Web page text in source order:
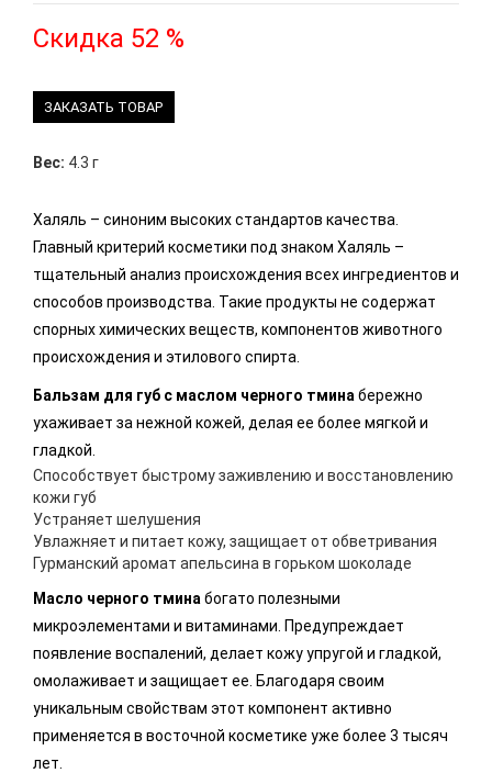
Скидка 52 %
ЗАКАЗАТЬ ТОВАР
Вес: 4.3 г
Халяль – синоним высоких стандартов качества.
Главный критерий косметики под знаком Халяль –
тщательный анализ происхождения всех ингредиентов и
способов производства. Такие продукты не содержат
спорных химических веществ, компонентов животного
происхождения и этилового спирта.
Бальзам для губ с маслом черного тмина бережно
ухаживает за нежной кожей, делая ее более мягкой и
гладкой.
Способствует быстрому заживлению и восстановлению
кожи губ
Устраняет шелушения
Увлажняет и питает кожу, защищает от обветривания
Гурманский аромат апельсина в горьком шоколаде
Масло черного тмина богато полезными
микроэлементами и витаминами. Предупреждает
появление воспалений, делает кожу упругой и гладкой,
омолаживает и защищает ее. Благодаря своим
уникальным свойствам этот компонент активно
применяется в восточной косметике уже более 3 тысяч
лет.